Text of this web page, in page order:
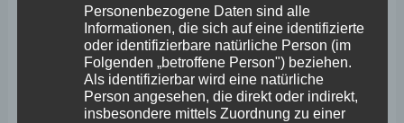
September 2025
August 2025
Juni 2025
Personenbezogene Daten sind alle
Informationen, die sich auf eine identifizierte
oder identifizierbare natürliche Person (im
Folgenden „betroffene Person") beziehen.
Als identifizierbar wird eine natürliche
Person angesehen, die direkt oder indirekt,
insbesondere mittels Zuordnung zu einer